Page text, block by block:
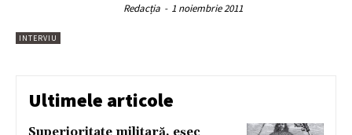
INTERVIU
Redacția - 1 noiembrie 2011
Ultimele articole